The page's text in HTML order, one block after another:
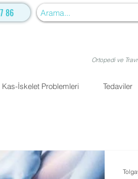
86
Ortopedi ve
Kas-İskelet Problemleri Tedaviler